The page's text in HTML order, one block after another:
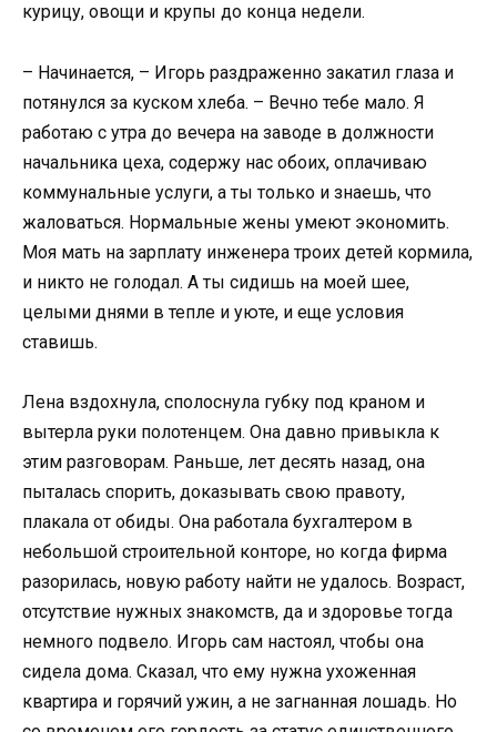
курицу, овощи и крупы до конца недели.
– Начинается, – Игорь раздраженно закатил глаза и
потянулся за куском хлеба. – Вечно тебе мало. Я
работаю с утра до вечера на заводе в должности
начальника цеха, содержу нас обоих, оплачиваю
коммунальные услуги, а ты только и знаешь, что
жаловаться. Нормальные жены умеют экономить.
Моя мать на зарплату инженера троих детей кормила,
и никто не голодал. А ты сидишь на моей шее,
целыми днями в тепле и уюте, и еще условия
ставишь.
Лена вздохнула, сполоснула губку под краном и
вытерла руки полотенцем. Она давно привыкла к
этим разговорам. Раньше, лет десять назад, она
пыталась спорить, доказывать свою правоту,
плакала от обиды. Она работала бухгалтером в
небольшой строительной конторе, но когда фирма
разорилась, новую работу найти не удалось. Возраст,
отсутствие нужных знакомств, да и здоровье тогда
немного подвело. Игорь сам настоял, чтобы она
сидела дома. Сказал, что ему нужна ухоженная
квартира и горячий ужин, а не загнанная лошадь. Но